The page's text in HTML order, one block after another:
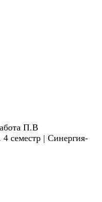
П.В
4 семестр | Синергия-